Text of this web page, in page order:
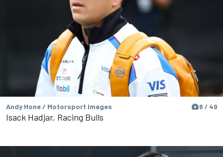
Andy Hone / Motorsport Images 6 / 49
Isack Hadjar, Racing Bulls